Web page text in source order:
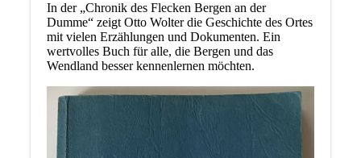
In der „Chronik des Flecken Bergen an der
Dumme“ zeigt Otto Wolter die Geschichte des Ortes
mit vielen Erzählungen und Dokumenten. Ein
wertvolles Buch für alle, die Bergen und das
Wendland besser kennenlernen möchten.